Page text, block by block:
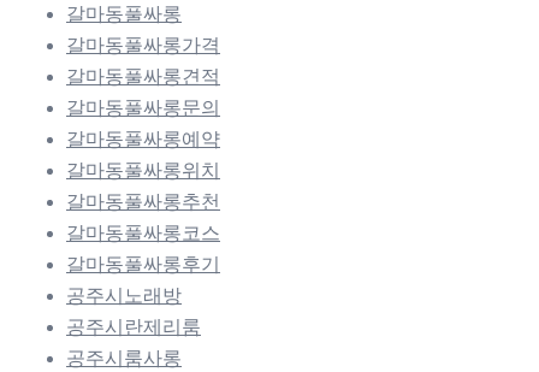
갈마동풀싸롱
갈마동풀싸롱가격
갈마동풀싸롱견적
갈마동풀싸롱문의
갈마동풀싸롱예약
갈마동풀싸롱위치
갈마동풀싸롱추천
갈마동풀싸롱코스
갈마동풀싸롱후기
공주시노래방
공주시란제리룸
공주시룸사롱